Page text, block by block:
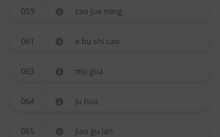
059 cao jue ming
061 e bu shi cao
063 mu gua
064 ju hua
065 jiao gu lan